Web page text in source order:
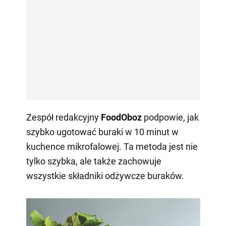
Zespół redakcyjny FoodOboz podpowie, jak
szybko ugotować buraki w 10 minut w
kuchence mikrofalowej. Ta metoda jest nie
tylko szybka, ale także zachowuje
wszystkie składniki odżywcze buraków.